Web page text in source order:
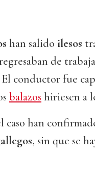
han salido ilesos
de
El conductor fue
balazos hiriesen a
caso han
, sin que se